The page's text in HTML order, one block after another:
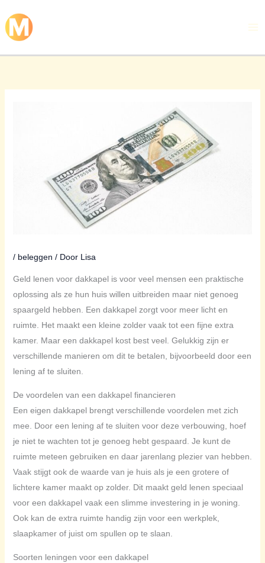
naar
de
inhoud
/ beleggen / Door Lisa
Geld lenen voor dakkapel is voor veel mensen een praktische
oplossing als ze hun huis willen uitbreiden maar niet genoeg
spaargeld hebben. Een dakkapel zorgt voor meer licht en
ruimte. Het maakt een kleine zolder vaak tot een fijne extra
kamer. Maar een dakkapel kost best veel. Gelukkig zijn er
verschillende manieren om dit te betalen, bijvoorbeeld door een
lening af te sluiten.
De voordelen van een dakkapel financieren
Een eigen dakkapel brengt verschillende voordelen met zich
mee. Door een lening af te sluiten voor deze verbouwing, hoef
je niet te wachten tot je genoeg hebt gespaard. Je kunt de
ruimte meteen gebruiken en daar jarenlang plezier van hebben.
Vaak stijgt ook de waarde van je huis als je een grotere of
lichtere kamer maakt op zolder. Dit maakt geld lenen speciaal
voor een dakkapel vaak een slimme investering in je woning.
Ook kan de extra ruimte handig zijn voor een werkplek,
slaapkamer of juist om spullen op te slaan.
Soorten leningen voor een dakkapel